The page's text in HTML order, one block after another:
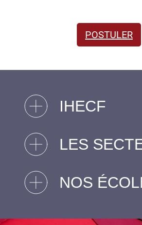
POSTULER
IHECF
LES
NOS